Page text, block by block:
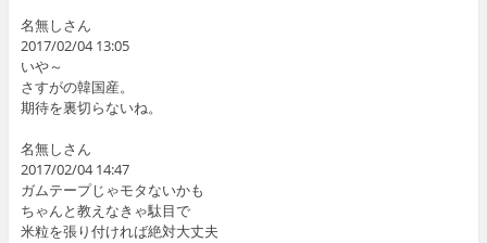
名無しさん
2017/02/04 13:05
いや～
さすがの韓国産。
期待を裏切らないね。
名無しさん
2017/02/04 14:47
ガムテープじゃモタないかも
ちゃんと教えなきゃ駄目で
米粒を張り付ければ絶対大丈夫